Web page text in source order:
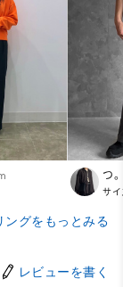
つ
サ
ングをもっとみる
レビューを書く